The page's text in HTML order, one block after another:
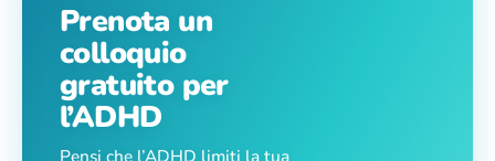
Prenota un
colloquio
gratuito per
l’ADHD
Pensi che l’ADHD limiti la tua